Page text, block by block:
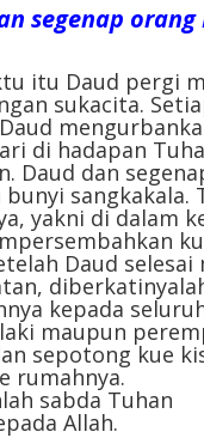
segenap
itu Daud pergi
sukacita.
di hadapan
Daud dan
bunyi
yakni di dalam
Daud
kepada
maupun
sepotong kue
rumahnya.
sabda Tuhan
Allah.